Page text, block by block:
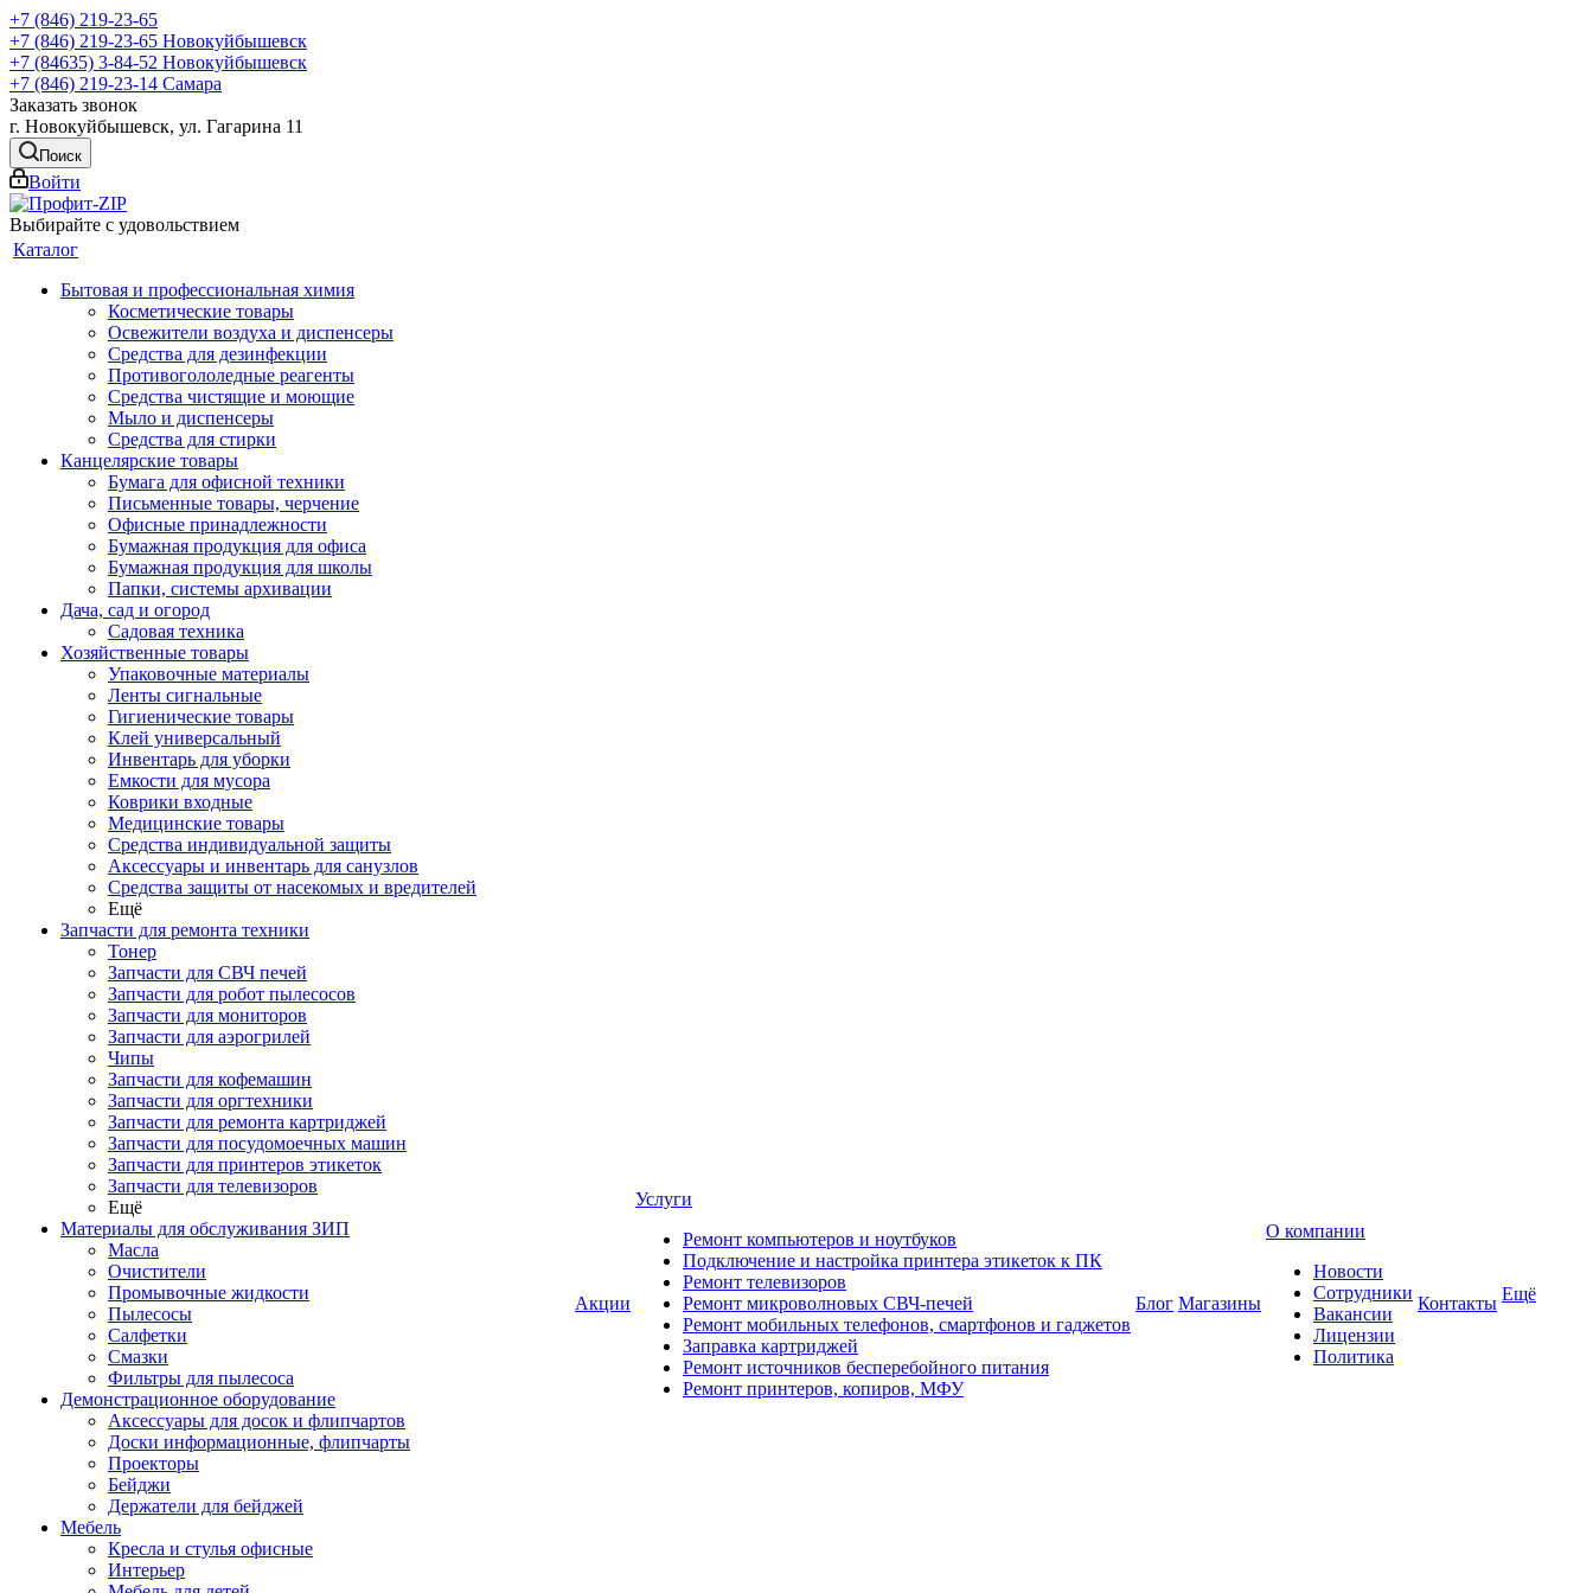
+7 (846) 219-23-65
+7 (846) 219-23-65 Новокуйбышевск
+7 (84635) 3-84-52 Новокуйбышевск
+7 (846) 219-23-14 Самара
Заказать звонок
г. Новокуйбышевск, ул. Гагарина 11
Поиск
Войти
Выбирайте с удовольствием
Каталог
Бытовая и профессиональная химия
Косметические товары
Освежители воздуха и диспенсеры
Средства для дезинфекции
Противогололедные реагенты
Средства чистящие и моющие
Мыло и диспенсеры
Средства для стирки
Канцелярские товары
Бумага для офисной техники
Письменные товары, черчение
Офисные принадлежности
Бумажная продукция для офиса
Бумажная продукция для школы
Папки, системы архивации
Дача, сад и огород
Садовая техника
Хозяйственные товары
Упаковочные материалы
Ленты сигнальные
Гигиенические товары
Клей универсальный
Инвентарь для уборки
Емкости для мусора
Коврики входные
Медицинские товары
Средства индивидуальной защиты
Аксессуары и инвентарь для санузлов
Средства защиты от насекомых и вредителей
Ещё
Запчасти для ремонта техники
Тонер
Запчасти для СВЧ печей
Запчасти для робот пылесосов
Запчасти для мониторов
Запчасти для аэрогрилей
Чипы
Запчасти для кофемашин
Запчасти для оргтехники
Запчасти для ремонта картриджей
Запчасти для посудомоечных машин
Запчасти для принтеров этикеток
Запчасти для телевизоров
Ещё
Материалы для обслуживания ЗИП
Масла
Очистители
Промывочные жидкости
Пылесосы
Салфетки
Смазки
Фильтры для пылесоса
Демонстрационное оборудование
Аксессуары для досок и флипчартов
Доски информационные, флипчарты
Проекторы
Бейджи
Держатели для бейджей
Мебель
Кресла и стулья офисные
Интерьер
Акции
Услуги
Ремонт компьютеров и ноутбуков
Подключение и настройка принтера этикеток к ПК
Ремонт телевизоров
Ремонт микроволновых СВЧ-печей
Ремонт мобильных телефонов, смартфонов и гаджетов
Заправка картриджей
Ремонт источников бесперебойного питания
Ремонт принтеров, копиров, МФУ
Блог Магазины
О компании
Новости
Сотрудники
Вакансии
Лицензии
Политика
Контакты Ещё